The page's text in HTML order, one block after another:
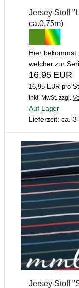
Jersey-Stoff
ca.0,75m)
Hier bekommst
welcher zur
16,95 EUR
16,95 EUR pro
inkl. MwSt. zzgl.
Auf Lager
Lieferzeit: ca.
Jersey-Stoff